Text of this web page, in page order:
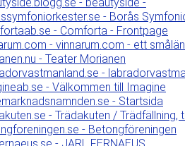
- Borås
- Comforta - Frontpage
- vinnarum.com - ett
- Teater Morianen
-
- Välkommen till Imagine
- Startsida
- Trädakuten /
- Betongföreningen